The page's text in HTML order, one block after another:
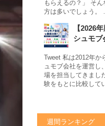
もらえるの？」 そ
方は多いでしょう。
【2026
シュモ
Tweet 私は2012年か
ュモブ会社を運営し
場を担当してきまし
験をもとに比較し
週間ランキング